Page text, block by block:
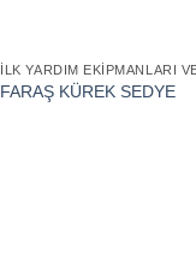
İLK YARDIM EKIPMANLARI
FARAŞ KÜREK SEDYE